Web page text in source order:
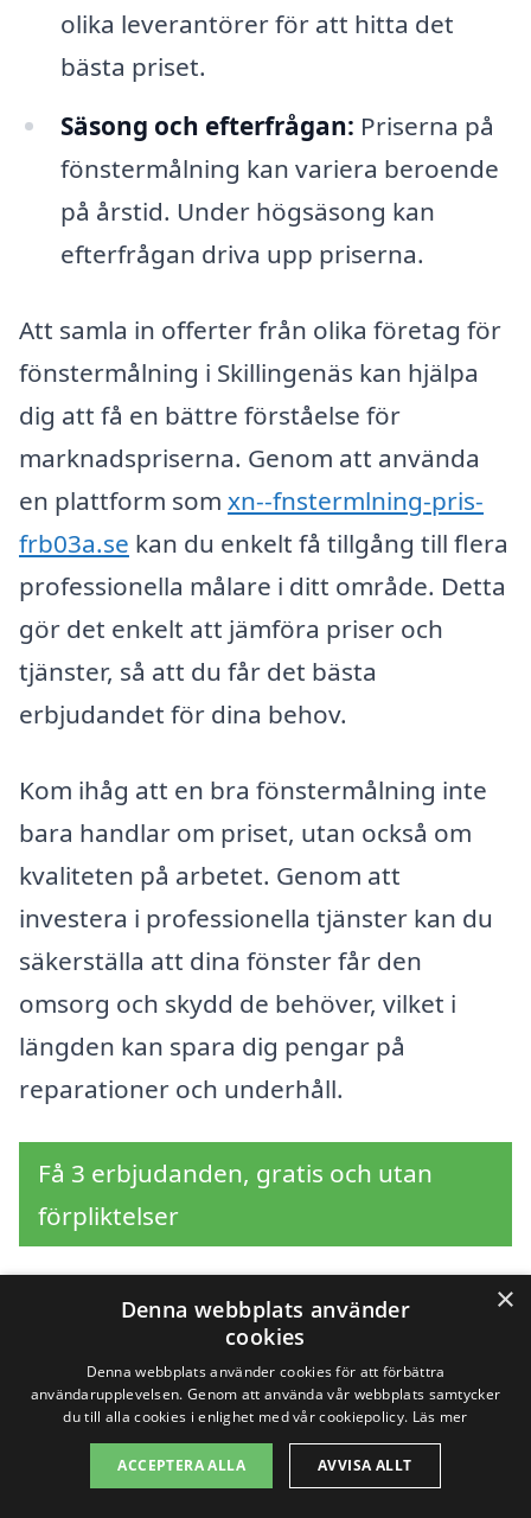
olika leverantörer för att hitta det
bästa priset.
Säsong och efterfrågan: Priserna på
fönstermålning kan variera beroende
på årstid. Under högsäsong kan
efterfrågan driva upp priserna.
Att samla in offerter från olika företag för
fönstermålning i Skillingenäs kan hjälpa
dig att få en bättre förståelse för
marknadspriserna. Genom att använda
en plattform som xn--fnstermlning-pris-
frb03a.se kan du enkelt få tillgång till flera
professionella målare i ditt område. Detta
gör det enkelt att jämföra priser och
tjänster, så att du får det bästa
erbjudandet för dina behov.
Kom ihåg att en bra fönstermålning inte
bara handlar om priset, utan också om
kvaliteten på arbetet. Genom att
investera i professionella tjänster kan du
säkerställa att dina fönster får den
omsorg och skydd de behöver, vilket i
längden kan spara dig pengar på
reparationer och underhåll.
Få 3 erbjudanden, gratis och utan
förpliktelser
Sök efter en
professionell för
fönstermålning i andra
×
Denna webbplats använder
cookies
Denna webbplats använder cookies för att förbättra
användarupplevelsen. Genom att använda vår webbplats samtycker
du till alla cookies i enlighet med vår cookiepolicy. Läs mer
ACCEPTERA ALLA AVVISA ALLT